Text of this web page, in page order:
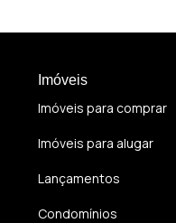
Imóveis
Imóveis para comprar
Imóveis para alugar
Lançamentos
Condomínios